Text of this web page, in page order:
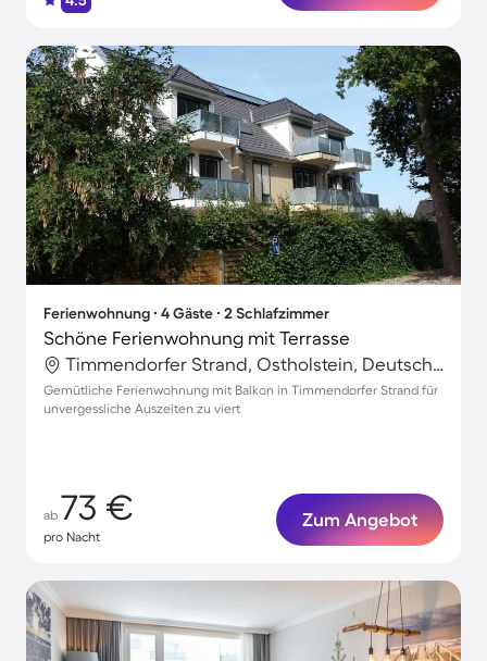
Ferienwohnung ∙ 4 Gäste ∙ 2 Schlafzimmer
Schöne Ferienwohnung mit Terrasse
Timmendorfer Strand, Ostholstein, Deutschland
Gemütliche Ferienwohnung mit Balkon in Timmendorfer Strand für
unvergessliche Auszeiten zu viert
ab 73 €
pro Nacht
Zum Angebot